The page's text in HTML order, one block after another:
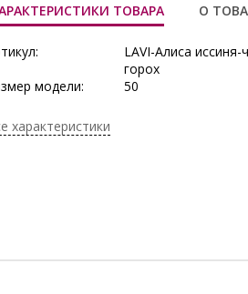
ТОВАРА О
LAVI-Алиса
горох
модели:
50
характеристики